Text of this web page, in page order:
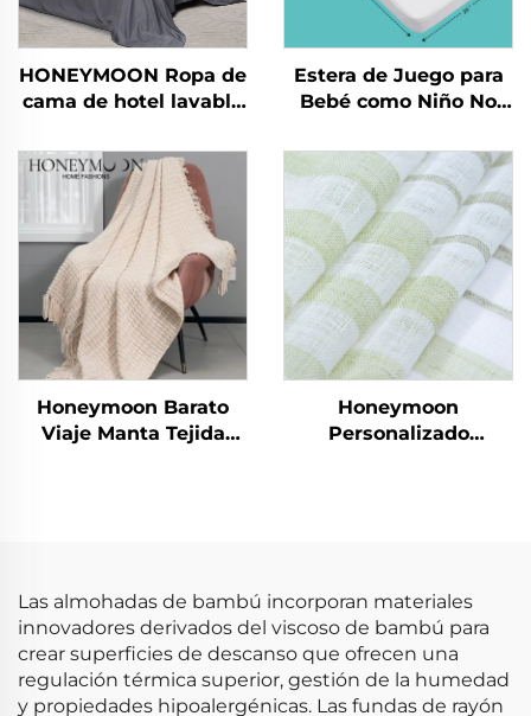
HONEYMOON Ropa de
cama de hotel lavable
% bambú en sateén 4
piezas refrescante
suave y sedosa
tamaño queen diseño
exclusivo
Estera de Juego para
Bebé como Niño No
Estera Plegable para
Gimnasio Infantil
Esteras de Juego
Honeymoon Barato
Viaje Manta Tejida
Honeymoon
Personalizado
Las almohadas de bambú incorporan materiales
innovadores derivados del viscoso de bambú para
crear superficies de descanso que ofrecen una
regulación térmica superior, gestión de la humedad
y propiedades hipoalergénicas. Las fundas de rayón